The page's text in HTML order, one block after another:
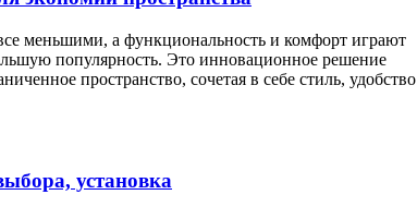
меньшими, а функциональность и комфорт играют
популярность. Это инновационное решение
пространство, сочетая в себе стиль, удобство
установка